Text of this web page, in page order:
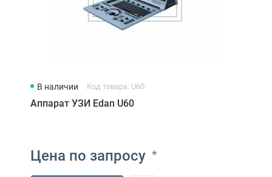
В наличии Код товара: U60
Аппарат УЗИ Edan U60
Цена по запросу *